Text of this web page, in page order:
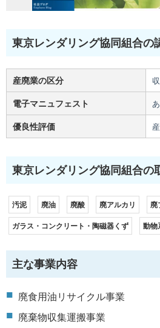
東京レンダリング協同組合の
産廃業の区分
電子マニュフェスト
優良性評価
東京レンダリング協同組合の
汚泥 廃油 廃酸 廃アルカリ 廃
ガラス・コンクリート・陶磁器くず
動物
主な事業内容
廃食用油リサイクル事業
廃棄物収集運搬事業